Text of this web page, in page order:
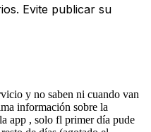
Evite publicar su